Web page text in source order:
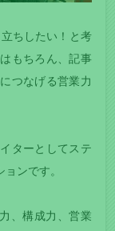
ちしたい！と考
もちろん、記事
つなげる営業力
ターとしてステ
ンです。
、構成力、営業